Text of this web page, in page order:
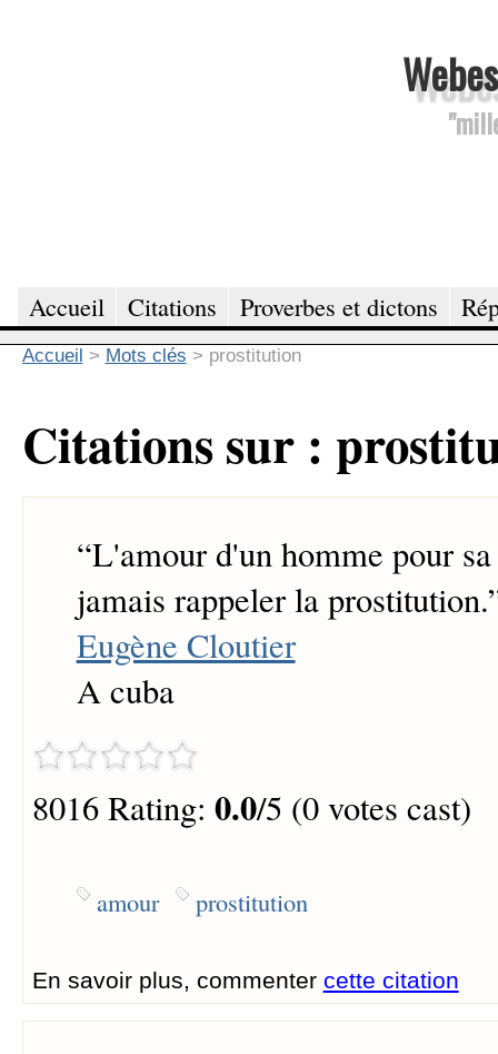
Accueil Citations Proverbes et dictons
Accueil > Mots clés > prostitution
Citations sur :
“L'amour d'un homme pour
jamais rappeler la prostitution.
Eugène Cloutier
A cuba
8016 Rating: 0.0/5 (0 votes cast)
amour prostitution
En savoir plus, commenter cette citation